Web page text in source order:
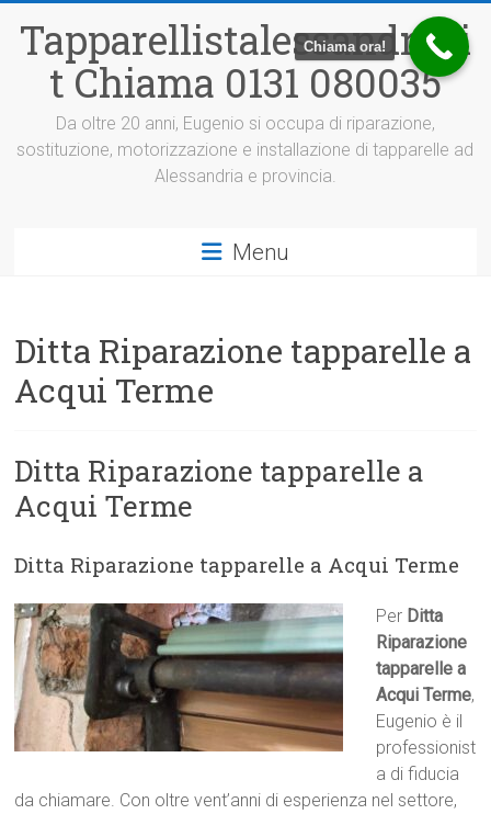
contenuto
Tapparellistalessandria.i
t Chiama 0131 080035
Da oltre 20 anni, Eugenio si occupa di riparazione,
sostituzione, motorizzazione e installazione di tapparelle ad
Alessandria e provincia.
Menu
Ditta Riparazione tapparelle a
Acqui Terme
Ditta Riparazione tapparelle a
Acqui Terme
Ditta Riparazione tapparelle a Acqui Terme
Per Ditta
Riparazione
tapparelle a
Acqui Terme,
Eugenio è il
professionist
a di fiducia
da chiamare. Con oltre vent’anni di esperienza nel settore,
Chiama ora!